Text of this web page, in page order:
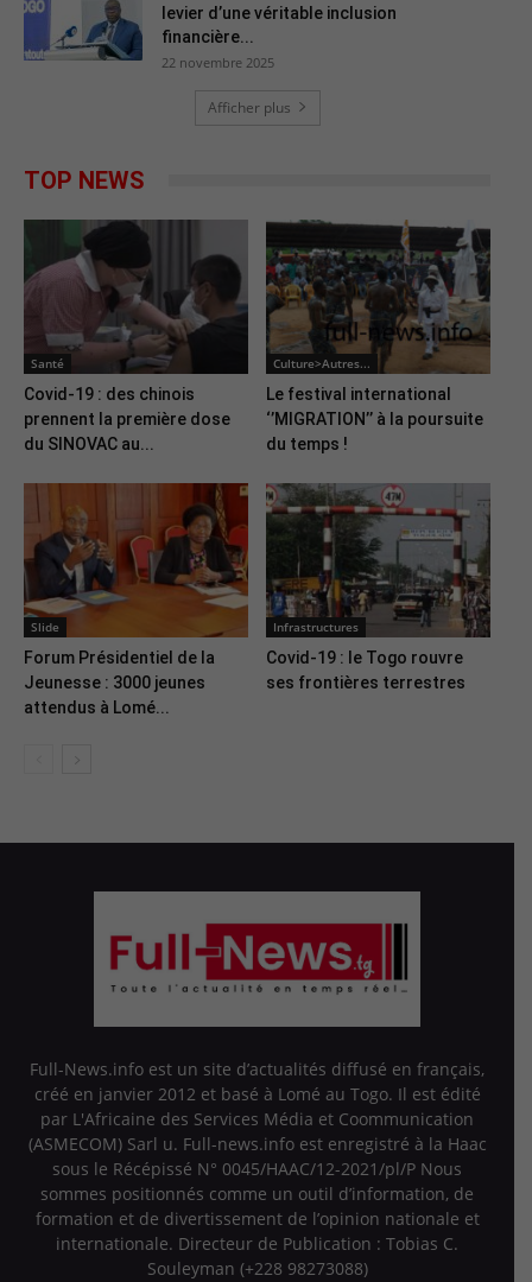
levier d’une véritable inclusion
financière...
22 novembre 2025
Afficher plus
TOP NEWS
Santé
Covid-19 : des chinois
prennent la première dose
du SINOVAC au...
Culture>Autres...
Le festival international
‘’MIGRATION’’ à la poursuite
du temps !
Slide
Forum Présidentiel de la
Jeunesse : 3000 jeunes
attendus à Lomé...
Infrastructures
Covid-19 : le Togo rouvre
ses frontières terrestres
Full-News.info est un site d’actualités diffusé en français,
créé en janvier 2012 et basé à Lomé au Togo. Il est édité
par L'Africaine des Services Média et Coommunication
(ASMECOM) Sarl u. Full-news.info est enregistré à la Haac
sous le Récépissé N° 0045/HAAC/12-2021/pl/P Nous
sommes positionnés comme un outil d’information, de
formation et de divertissement de l’opinion nationale et
internationale. Directeur de Publication : Tobias C.
Souleyman (+228 98273088)